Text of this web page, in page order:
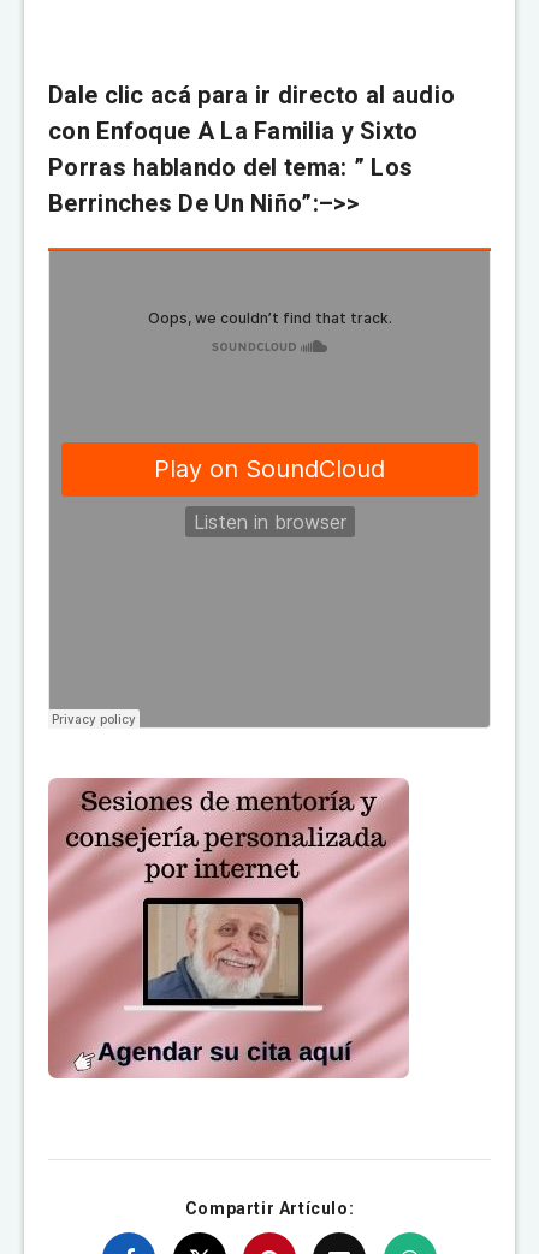
Dale clic acá para ir directo al audio
con Enfoque A La Familia y Sixto
Porras hablando del tema: ” Los
Berrinches De Un Niño”:–>>
Compartir Artículo: